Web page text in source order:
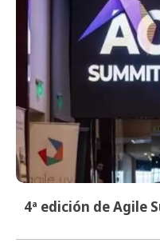
4ª edición de Agile